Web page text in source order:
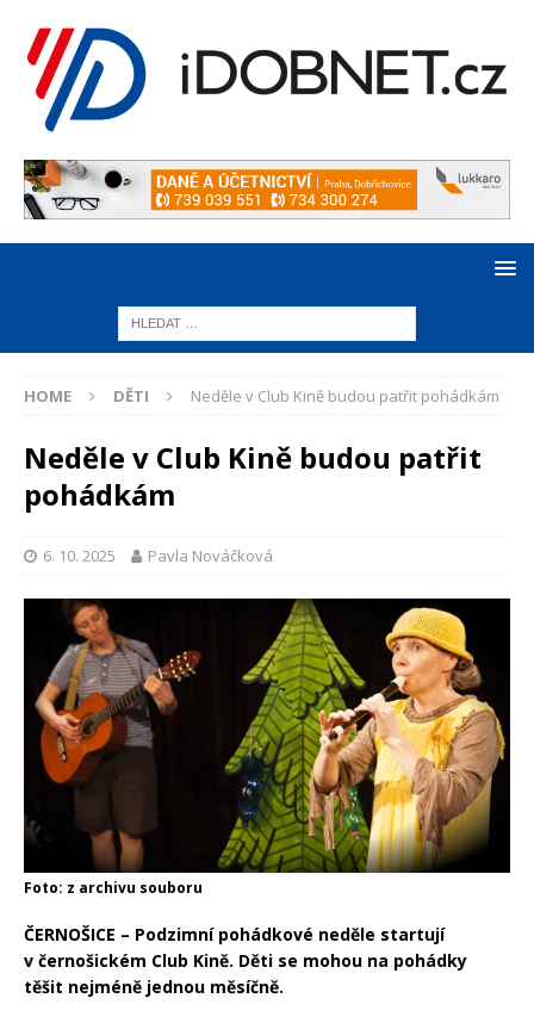
HOME DĚTI Neděle v Club Kině budou patřit pohádkám
Neděle v Club Kině budou patřit
pohádkám
6. 10. 2025 Pavla Nováčková
Foto: z archivu souboru
ČERNOŠICE – Podzimní pohádkové neděle startují
v černošickém Club Kině. Děti se mohou na pohádky
těšit nejméně jednou měsíčně.